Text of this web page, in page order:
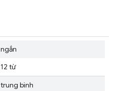
ngắn
12 từ
trung bình